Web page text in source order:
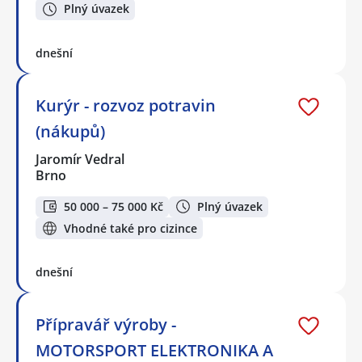
Plný úvazek
dnešní
Kurýr - rozvoz potravin
(nákupů)
Jaromír Vedral
Brno
50 000 – 75 000 Kč
Plný úvazek
Vhodné také pro cizince
dnešní
Přípravář výroby -
MOTORSPORT ELEKTRONIKA A